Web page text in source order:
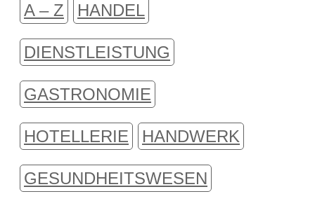
A – Z
HANDEL
DIENSTLEISTUNG
GASTRONOMIE
HOTELLERIE HANDWERK
GESUNDHEITSWESEN